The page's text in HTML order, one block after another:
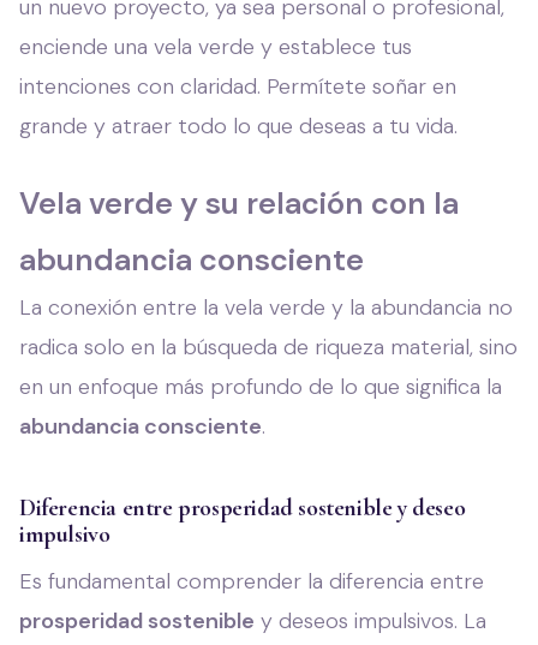
un nuevo proyecto, ya sea personal o profesional,
enciende una vela verde y establece tus
intenciones con claridad. Permítete soñar en
grande y atraer todo lo que deseas a tu vida.
Vela verde y su relación con la
abundancia consciente
La conexión entre la vela verde y la abundancia no
radica solo en la búsqueda de riqueza material, sino
en un enfoque más profundo de lo que significa la
abundancia consciente.
Diferencia entre prosperidad sostenible y deseo
impulsivo
Es fundamental comprender la diferencia entre
prosperidad sostenible y deseos impulsivos. La